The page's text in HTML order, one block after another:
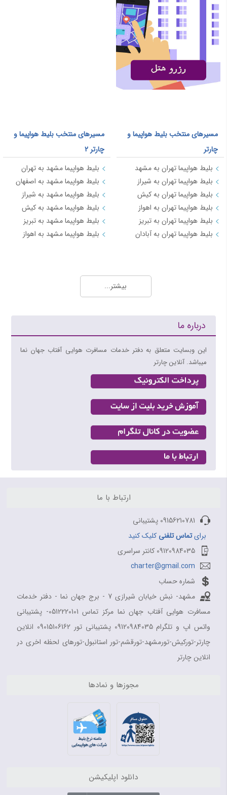
مسیرهای منتخب بلیط هواپیما و
چارتر
بلیط هواپیما تهران به مشهد
بلیط هواپیما تهران به شیراز
بلیط هواپیما تهران به کیش
بلیط هواپیما تهران به اهواز
بلیط هواپیما تهران به تبریز
بلیط هواپیما تهران به آبادان
مسیرهای منتخب بلیط هواپیما و
چارتر 2
بلیط هواپیما مشهد به تهران
بلیط هواپیما مشهد به اصفهان
بلیط هواپیما مشهد به شیراز
بلیط هواپیما مشهد به کیش
بلیط هواپیما مشهد به تبریز
بلیط هواپیما مشهد به اهواز
بلیط هواپیما کیش به تهران
بلیط هواپیما کیش به اصفهان
بلیط هواپیما کیش به اهواز
بلیط هواپیما کیش به بندرعباس
بلیط هواپیما اهواز به تهران
بلیط هواپیما اهواز به مشهد
بلیط هواپیما اصفهان به تهران
بلیط هواپیما اصفهان به مشهد
بلیط هواپیما شیراز به تهران
بلیط هواپیما شیراز به مشهد
بیشتر...
درباره ما
این وبسایت متعلق به دفتر خدمات مسافرت هوایی آفتاب جهان نما
میباشد. آنلاین چارتر
ارتباط با ما
09156210781 پشتیبانی
برایتماس تلفنی کلیک کنید
09120984035 کانتر سراسری
charter@gmail.com
شماره حساب
مشهد- نبش خیابان شیرازی 7 - برج جهان نما - دفتر خدمات
مسافرت هوایی آفتاب جهان نما مرکز تماس 0512220101- پشتیبانی
واتس اپ و تلگرام 09120984035 پشتیبانی تور 09015106162 انلاین
چارتر-تورکیش-تورمشهد-تورقشم-تور استانبول-تورهای لحظه اخری در
انلاین چارتر
مجوزها و نمادها
دانلود اپلیکیشن